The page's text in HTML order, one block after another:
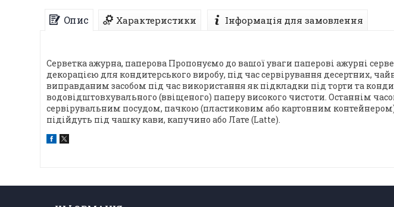
Опис Характеристики Інформація для замовлення
Серветка ажурна, паперова Пропонуємо до вашої уваги паперові ажурні
декорацією для кондитерського виробу, під час сервірування десертних,
виправданим засобом під час використання як підкладки під торти та
водовідштовхувального (ввіщеного) паперу високого чистоти. Останнім
сервірувальним посудом, пачкою (пластиковим або картонним
підійдуть під чашку кави, капучино або Лате (Latte).